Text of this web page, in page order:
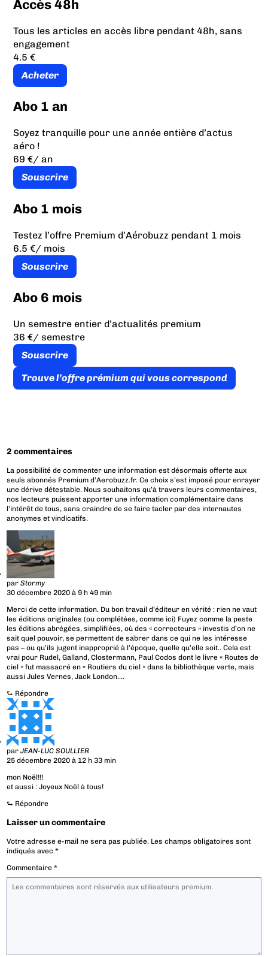
Accès 48h
Tous les articles en accès libre pendant 48h, sans
engagement
4.5 €
Acheter
Abo 1 an
Soyez tranquille pour une année entière d’actus
aéro !
69 €/ an
Souscrire
Abo 1 mois
Testez l’offre Premium d’Aérobuzz pendant 1 mois
6.5 €/ mois
Souscrire
Abo 6 mois
Un semestre entier d’actualités premium
36 €/ semestre
Souscrire
Trouve l’offre prémium qui vous correspond
2 commentaires
La possibilité de commenter une information est désormais offerte aux
seuls abonnés Premium d’Aerobuzz.fr. Ce choix s’est imposé pour enrayer
une dérive détestable. Nous souhaitons qu’à travers leurs commentaires,
nos lecteurs puissent apporter une information complémentaire dans
l’intérêt de tous, sans craindre de se faire tacler par des internautes
anonymes et vindicatifs.
parStormy
30 décembre 2020 à 9 h 49 min
Merci de cette information. Du bon travail d’éditeur en vérité : rien ne vaut
les éditions originales (ou complétées, comme ici) Fuyez comme la peste
les éditions abrégées, simplifiées, où des « correcteurs » investis d’on ne
sait quel pouvoir, se permettent de sabrer dans ce qui ne les intéresse
pas – ou qu’ils jugent inapproprié à l’époque, quelle qu’elle soit.. Cela est
vrai pour Rudel, Galland, Clostermann, Paul Codos dont le livre « Routes de
ciel » fut massacré en « Routiers du ciel » dans la bibliothèque verte, mais
aussi Jules Vernes, Jack London….
⮑ Répondre
parJEAN-LUC SOULLIER
25 décembre 2020 à 12 h 33 min
mon Noël!!!
et aussi : Joyeux Noël à tous!
⮑ Répondre
Laisser un commentaire
Votre adresse e-mail ne sera pas publiée. Les champs obligatoires sont
indiqués avec*
Commentaire*